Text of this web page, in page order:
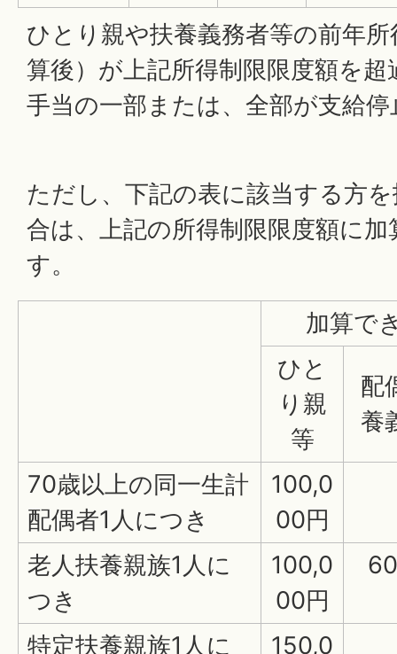
ひとり親や扶養義務者等の前年
算後）が上記所得制限限度額を
手当の一部または、全部が支給
ただし、下記の表に該当する方
合は、上記の所得制限限度額に
す。
加算で
ひと
り親
等
配
養
70歳以上の同一生計
配偶者1人につき
100,0
00円
老人扶養親族1人に
つき
100,0
00円
特定扶養親族1人に
150,0